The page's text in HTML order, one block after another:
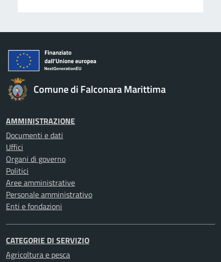
Comune di Falconara Marittima
AMMINISTRAZIONE
Documenti e dati
Uffici
Organi di governo
Politici
Aree amministrative
Personale amministrativo
Enti e fondazioni
CATEGORIE DI SERVIZIO
Agricoltura e pesca